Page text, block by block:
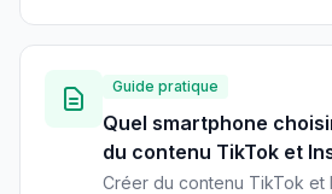
optimale de ces
Guide pratique
Quel smartphone
du contenu TikTok et
Créer du contenu TikTok et